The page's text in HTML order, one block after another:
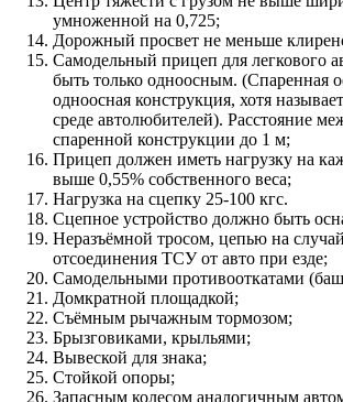
умноженной на 0,725;
Дорожный просвет не меньше
Самодельный прицеп для легкового
быть только одноосным. (Спаренная
одноосная конструкция, хотя
среде автолюбителей). Расстояние
спаренной конструкции до 1 м;
Прицеп должен иметь нагрузку на
выше 0,55% собственного веса;
Нагрузка на сцепку 25-100 кгс.
Сцепное устройство должно быть
Неразъёмной тросом, цепью на
отсоединения ТСУ от авто при езде;
Самодельными противооткатами
Домкратной площадкой;
Съёмным рычажным тормозом;
Брызговиками, крыльями;
Вывеской для знака;
Стойкой опоры;
Запасным колесом аналогичным